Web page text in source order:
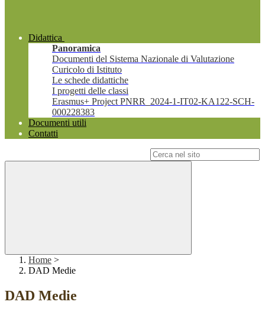
Didattica
Panoramica
Documenti del Sistema Nazionale di Valutazione
Curicolo di Istituto
Le schede didattiche
I progetti delle classi
Erasmus+ Project PNRR_2024-1-IT02-KA122-SCH-
000228383
Documenti utili
Contatti
Home >
DAD Medie
DAD Medie